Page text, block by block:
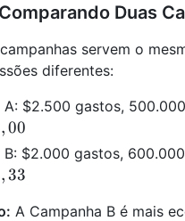
Duas
servem o
diferentes:
A: $2.500 gastos,
,00
B: $2.000 gastos,
,33
A Campanha B é mais